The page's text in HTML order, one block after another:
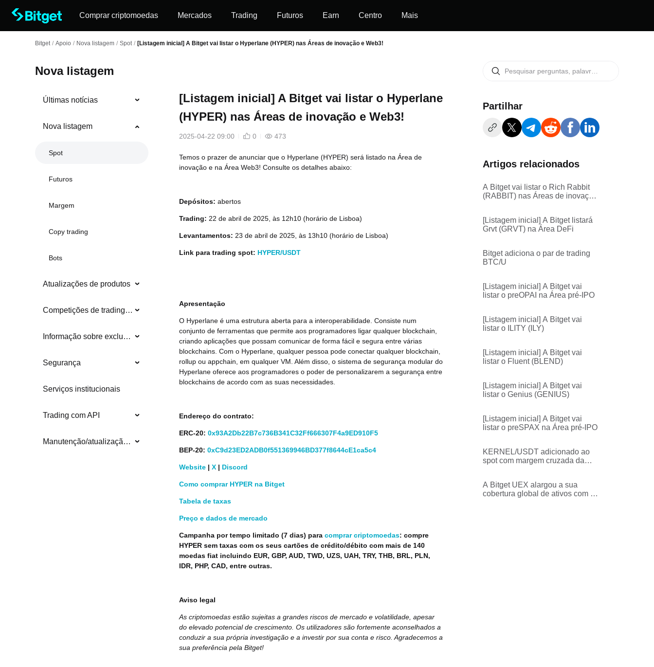
Comprar criptomoedas Mercados Trading Futuros Earn Centro Mais
Bitget / Apoio / Nova listagem / Spot / [Listagem inicial] A Bitget vai listar o Hyperlane (HYPER) nas Áreas de inovação e Web3!
Nova listagem
Últimas notícias
Nova listagem
Spot
Futuros
Margem
Copy trading
Bots
Atualizações de produtos
Competições de trading e eventos
Informação sobre exclusões
Segurança
Serviços institucionais
Trading com API
Manutenção/atualização do sistema
[Listagem inicial] A Bitget vai listar o Hyperlane
(HYPER) nas Áreas de inovação e Web3!
2025-04-22 09:00 0 473
Temos o prazer de anunciar que o Hyperlane (HYPER) será listado na Área de
inovação e na Área Web3! Consulte os detalhes abaixo:
Depósitos: abertos
Trading: 22 de abril de 2025, às 12h10 (horário de Lisboa)
Levantamentos: 23 de abril de 2025, às 13h10 (horário de Lisboa)
Link para trading spot: HYPER/USDT
Apresentação
O Hyperlane é uma estrutura aberta para a interoperabilidade. Consiste num
conjunto de ferramentas que permite aos programadores ligar qualquer blockchain,
criando aplicações que possam comunicar de forma fácil e segura entre várias
blockchains. Com o Hyperlane, qualquer pessoa pode conectar qualquer blockchain,
rollup ou appchain, em qualquer VM. Além disso, o sistema de segurança modular do
Hyperlane oferece aos programadores o poder de personalizarem a segurança entre
blockchains de acordo com as suas necessidades.
Endereço do contrato:
ERC-20: 0x93A2Db22B7c736B341C32Ff666307F4a9ED910F5
BEP-20: 0xC9d23ED2ADB0f551369946BD377f8644cE1ca5c4
Website | X | Discord
Como comprar HYPER na Bitget
Tabela de taxas
Preço e dados de mercado
Campanha por tempo limitado (7 dias) para comprar criptomoedas: compre
HYPER sem taxas com os seus cartões de crédito/débito com mais de 140
moedas fiat incluindo EUR, GBP, AUD, TWD, UZS, UAH, TRY, THB, BRL, PLN,
IDR, PHP, CAD, entre outras.
Aviso legal
As criptomoedas estão sujeitas a grandes riscos de mercado e volatilidade, apesar
do elevado potencial de crescimento. Os utilizadores são fortemente aconselhados a
conduzir a sua própria investigação e a investir por sua conta e risco. Agradecemos a
sua preferência pela Bitget!
Partilhar
Artigos relacionados
A Bitget vai listar o Rich Rabbit
(RABBIT) nas Áreas de inovação
[Listagem inicial] A Bitget listará
Grvt (GRVT) na Área DeFi
Bitget adiciona o par de trading
BTC/U
[Listagem inicial] A Bitget vai
listar o preOPAI na Área pré-IPO
[Listagem inicial] A Bitget vai
listar o ILITY (ILY)
[Listagem inicial] A Bitget vai
listar o Fluent (BLEND)
[Listagem inicial] A Bitget vai
listar o Genius (GENIUS)
[Listagem inicial] A Bitget vai
listar o preSPAX na Área pré-IPO
KERNEL/USDT adicionado ao
spot com margem cruzada da
A Bitget UEX alargou a sua
cobertura global de ativos com a